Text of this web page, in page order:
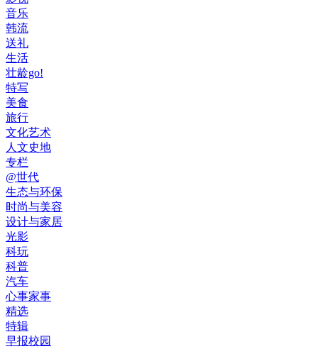
音乐
韩流
送礼
生活
壮龄go!
特写
美食
旅行
文化艺术
人文史地
专栏
@世代
生态与环保
时尚与美容
设计与家居
光影
科玩
科普
汽车
心事家事
精选
特辑
早报校园